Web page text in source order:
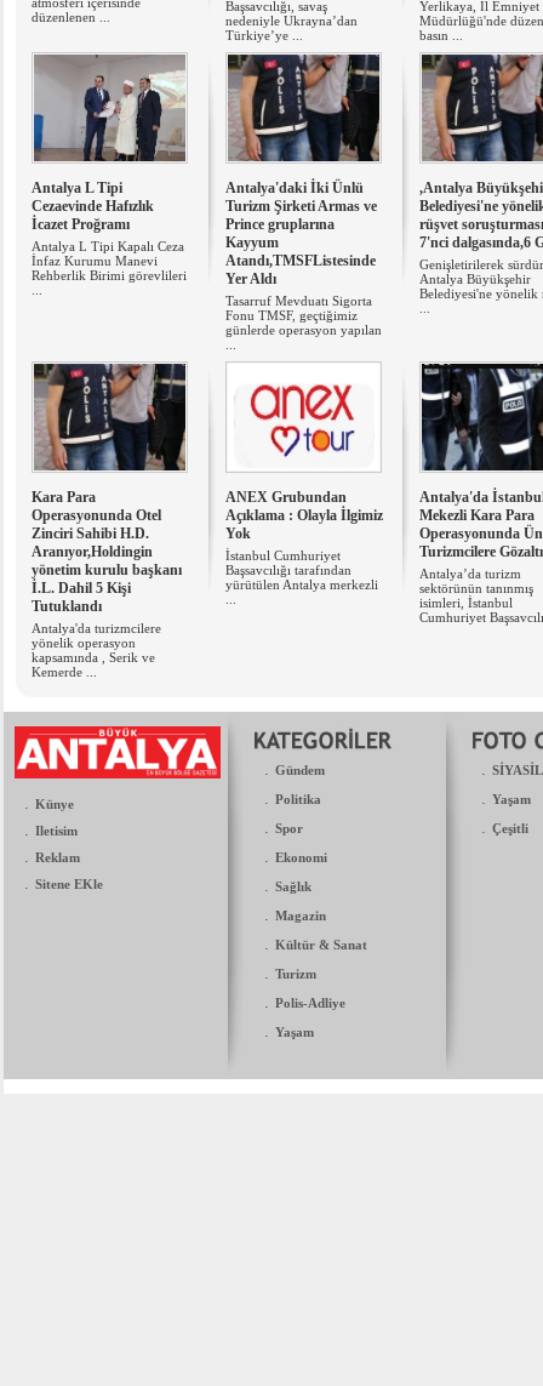
düzenlenen ...
Başsavcılığı, savaş
nedeniyle Ukrayna’dan
Türkiye’ye ...
Yerlikaya, İl Emniyet
Müdürlüğü'nde
basın ...
Antalya L Tipi
Cezaevinde Hafızlık
İcazet Proğramı
Antalya L Tipi Kapalı Ceza
İnfaz Kurumu Manevi
Rehberlik Birimi görevlileri
Antalya'daki İki Ünlü
Turizm Şirketi Armas ve
Prince gruplarına
Kayyum
Atandı,TMSFListesinde
Yer Aldı
Tasarruf Mevduatı Sigorta
Fonu TMSF, geçtiğimiz
günlerde operasyon yapılan
,Antalya
Belediyesi'ne
rüşvet
7'nci dalgasında,6
Genişletirilerek
Antalya Büyükşehir
Belediyesi'ne yönelik
Kara Para
Operasyonunda Otel
Zinciri Sahibi H.D.
Aranıyor,Holdingin
yönetim kurulu başkanı
İ.L. Dahil 5 Kişi
Tutuklandı
Antalya'da turizmcilere
yönelik operasyon
kapsamında , Serik ve
Kemerde ...
ANEX Grubundan
Açıklama : Olayla İlgimiz
Yok
İstanbul Cumhuriyet
Başsavcılığı tarafından
yürütülen Antalya merkezli
Antalya'da
Mekezli Kara Para
Operasyonunda
Turizmcilere Gözaltı
Antalya’da turizm
sektörünün tanınmış
isimleri, İstanbul
Cumhuriyet
. Künye
. Iletisim
. Reklam
. Sitene EKle
. Gündem
. Politika
. Spor
. Ekonomi
. Sağlık
. Magazin
. Kültür & Sanat
. Turizm
. Polis-Adliye
. Yaşam
.
. Yaşam
. Çeşitli